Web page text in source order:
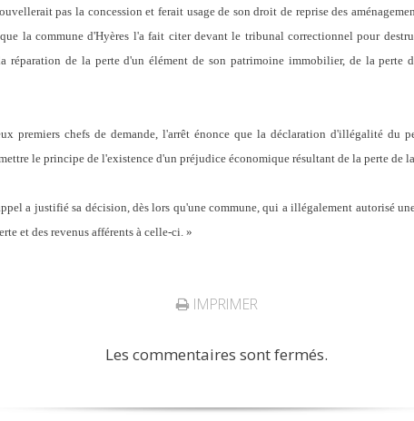
pas la concession et ferait usage de son droit de reprise des
la commune d'Hyères l'a fait citer devant le tribunal correctionnel pour
de la perte d'un élément de son patrimoine immobilier, de la perte
premiers chefs de demande, l'arrêt énonce que la déclaration d'illégalité du
le principe de l'existence d'un préjudice économique résultant de la perte de
a justifié sa décision, dès lors qu'une commune, qui a illégalement autorisé
et des revenus afférents à celle-ci.»
IMPRIMER
Les commentaires sont fermés.